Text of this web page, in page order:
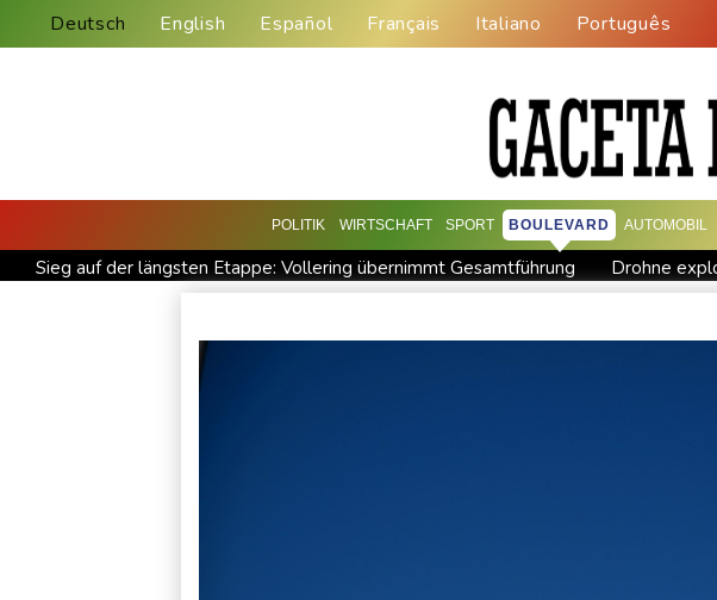
Deutsch English Español Français Italiano Português
POLITIK WIRTSCHAFT SPORT BOULEVARD AUTOMOBIL
Sieg auf der längsten Etappe: Vollering übernimmt Gesamtführung
Drohne
Selenskyj warnt in Belgrad vor Folgen russischer Angriffe für den Winter
Ungarns Regierungspartei nominiert Ex-Gerichtspräsidenten Baka als Staatschef